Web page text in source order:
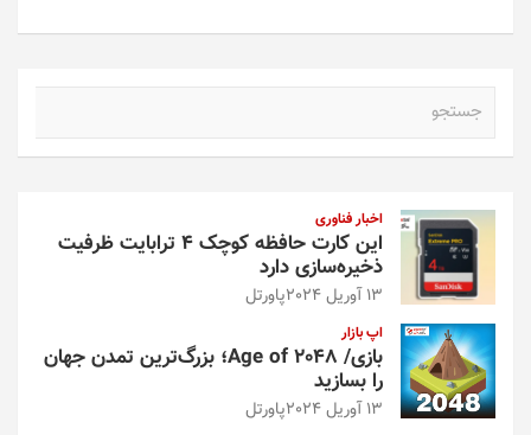
اخبار فناوری
این کارت حافظه کوچک ۴ ترابایت ظرفیت
ذخیره‌سازی دارد
13 آوریل 2024 پاورتل
اپ بازار
بازی/ Age of 2048؛ بزرگ‌ترین تمدن جهان
را بسازید
13 آوریل 2024 پاورتل